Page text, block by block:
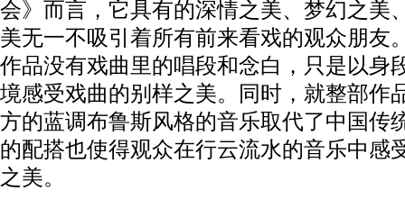
会》而言，它具有的深情之美、梦幻之美
美无一不吸引着所有前来看戏的观众朋友
作品没有戏曲里的唱段和念白，只是以身
境感受戏曲的别样之美。同时，就整部作
方的蓝调布鲁斯风格的音乐取代了中国传
的配搭也使得观众在行云流水的音乐中感
之美。